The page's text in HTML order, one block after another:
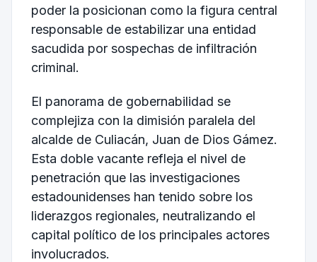
poder la posicionan como la figura central
responsable de estabilizar una entidad
sacudida por sospechas de infiltración
criminal.
El panorama de gobernabilidad se
complejiza con la dimisión paralela del
alcalde de Culiacán, Juan de Dios Gámez.
Esta doble vacante refleja el nivel de
penetración que las investigaciones
estadounidenses han tenido sobre los
liderazgos regionales, neutralizando el
capital político de los principales actores
involucrados.